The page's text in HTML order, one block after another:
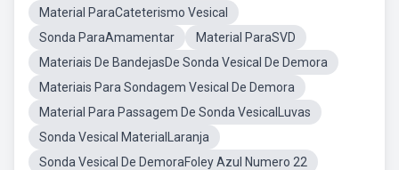
Material ParaCateterismo Vesical
Sonda ParaAmamentar
Material ParaSVD
Materiais De BandejasDe Sonda Vesical De Demora
Materiais Para Sondagem Vesical De Demora
Material Para Passagem De Sonda VesicalLuvas
Sonda Vesical MaterialLaranja
Sonda Vesical De DemoraFoley Azul Numero 22